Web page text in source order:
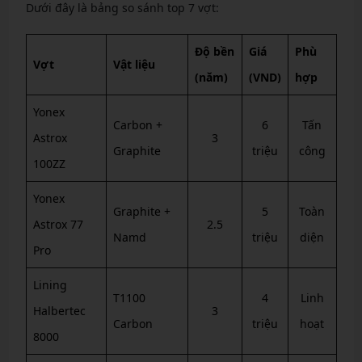
Dưới đây là bảng so sánh top 7 vợt:
Vợt Vật liệu
Độ bền
(năm)
Giá
(VND)
Phù
hợp
Yonex
Astrox
100ZZ
Carbon +
Graphite
3
6
triệu
Tấn
công
Yonex
Astrox 77
Pro
Graphite +
Namd
2.5
5
triệu
Toàn
diện
Lining
Halbertec
8000
T1100
Carbon
3
4
triệu
Linh
hoạt